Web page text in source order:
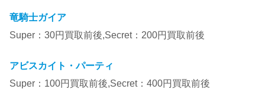
竜騎士ガイア
Super：30円買取前後,Secret：200円買取前後
アビスカイト・パーティ
Super：100円買取前後,Secret：400円買取前後